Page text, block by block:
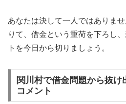
あなたは決して一人ではありま
りて、借金という重荷を下ろし
トを今日から切りましょう。
関川村で借金問題から抜け
コメント